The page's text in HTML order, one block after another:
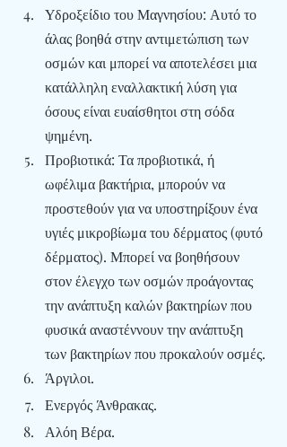
Υδροξείδιο του Μαγνησίου: Αυτό το
άλας βοηθά στην αντιμετώπιση των
οσμών και μπορεί να αποτελέσει μια
κατάλληλη εναλλακτική λύση για
όσους είναι ευαίσθητοι στη σόδα
ψημένη.
Προβιοτικά: Τα προβιοτικά, ή
ωφέλιμα βακτήρια, μπορούν να
προστεθούν για να υποστηρίξουν ένα
υγιές μικροβίωμα του δέρματος (φυτό
δέρματος). Μπορεί να βοηθήσουν
στον έλεγχο των οσμών προάγοντας
την ανάπτυξη καλών βακτηρίων που
φυσικά αναστέννουν την ανάπτυξη
των βακτηρίων που προκαλούν οσμές.
Άργιλοι.
Ενεργός Άνθρακας.
Αλόη Βέρα.